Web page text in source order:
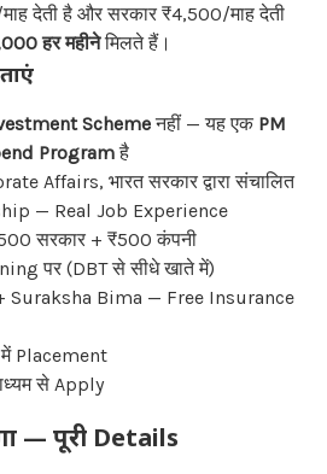
देती है और सरकार ₹4,500/माह देती
हर महीनेमिलते हैं।
Schemeनहीं — यह एक PM
Programहै
Affairs, भारत सरकार द्वारा संचालित
— Real Job Experience
सरकार + ₹500 कंपनी
पर (DBT से सीधे खाते में)
Suraksha Bima — Free Insurance
Placement
से Apply
— पूरी Details